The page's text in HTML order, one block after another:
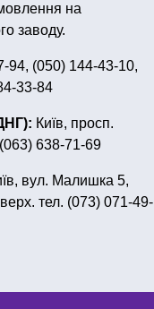
на
заводу.
94, (050) 144-43-10,
33-84
Київ, просп.
(063) 638-71-69
вул. Малишка 5,
тел. (073) 071-49-